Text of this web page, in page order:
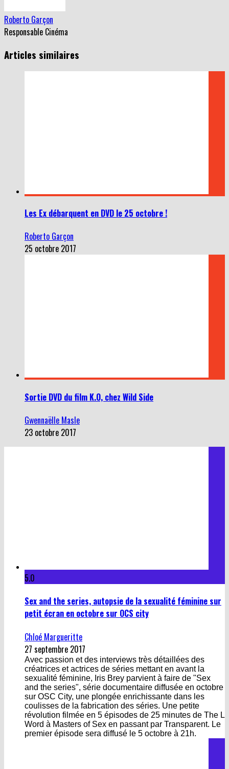
Roberto Garçon
Responsable Cinéma
25 octobre 2017
23 octobre 2017
5.0
petit écran en octobre sur OCS city
27 septembre 2017
Avec passion et des interviews très détaillées des
créatrices et actrices de séries mettant en avant la
sexualité féminine, Iris Brey parvient à faire de "Sex
and the series", série documentaire diffusée en octobre
sur OSC City, une plongée enrichissante dans les
coulisses de la fabrication des séries. Une petite
révolution filmée en 5 épisodes de 25 minutes de The L
Word à Masters of Sex en passant par Transparent. Le
premier épisode sera diffusé le 5 octobre à 21h.